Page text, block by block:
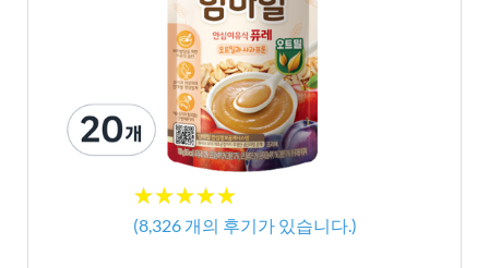
★★★★★
★★★★★
(8,326개의 후기가 있습니다.)